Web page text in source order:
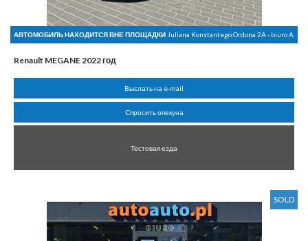
АВТОМОБИЛЬ НАХОДИТСЯ ВНЕ ПЛОЩАДКИJuliana Konstantego Ordona 2A - biuro A
Renault MEGANE 2022 год
Выслать на e-mail
Спросить опекуна
Тестовая езда
SOLD